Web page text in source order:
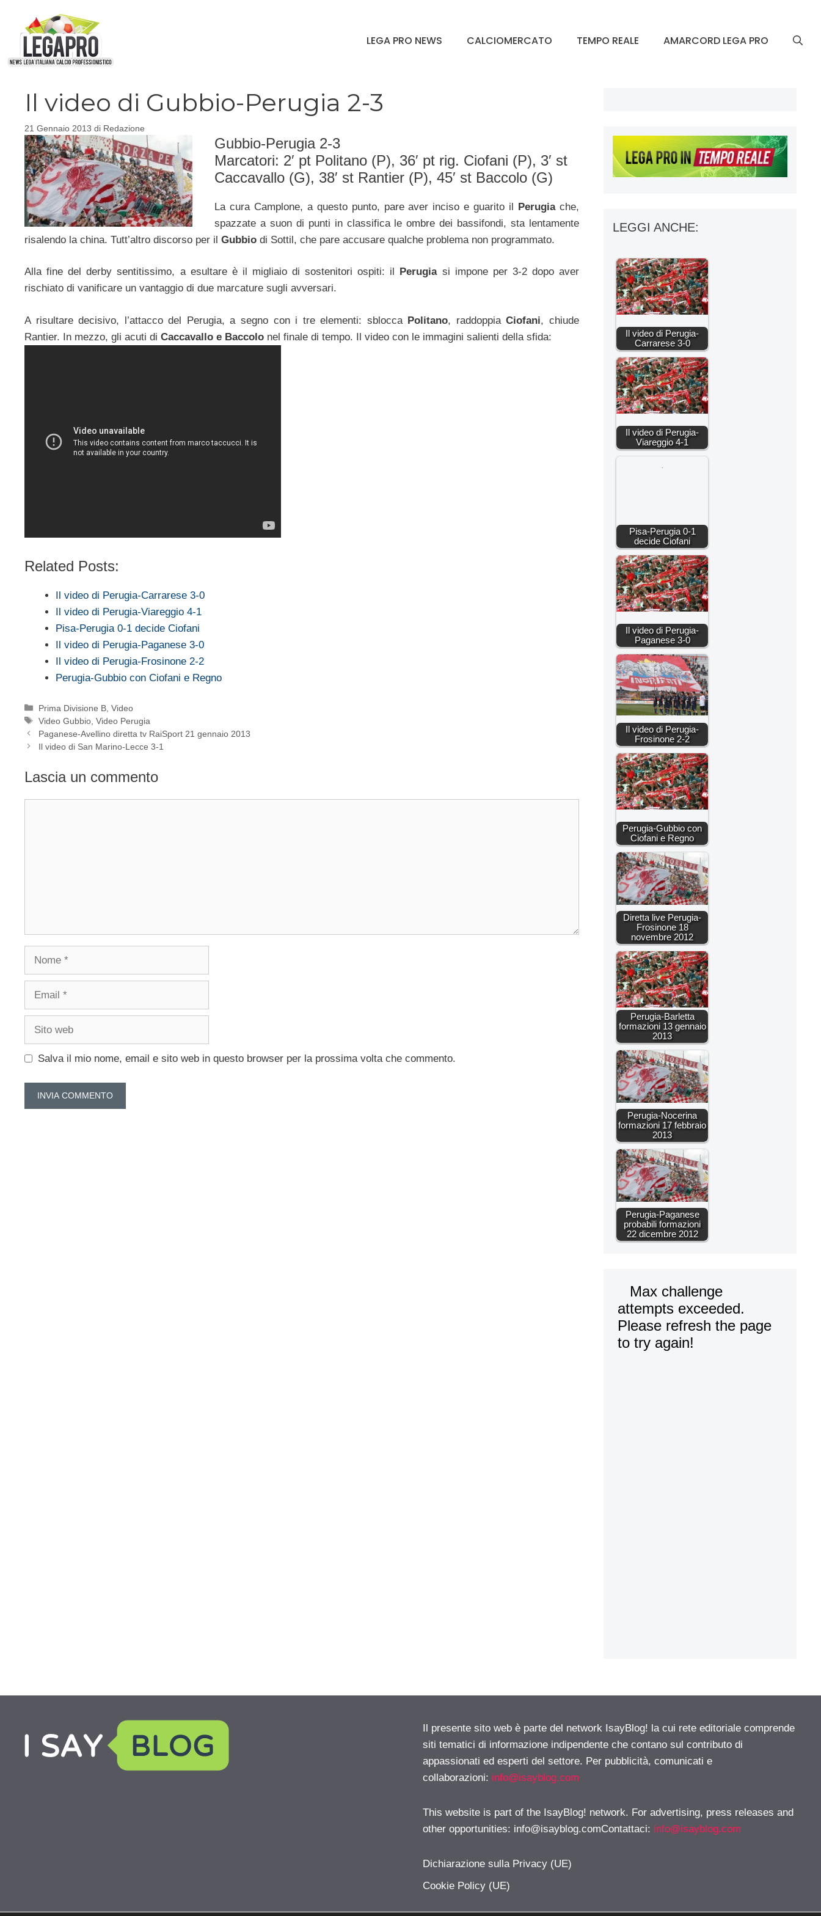
contenuto
LEGA PRO NEWS CALCIOMERCATO TEMPO REALE AMARCORD LEGA PRO
Il video di Gubbio-Perugia 2-3
21 Gennaio 2013 di Redazione
Gubbio-Perugia 2-3
Marcatori: 2′ pt Politano (P), 36′ pt rig. Ciofani (P), 3′ st
Caccavallo (G), 38′ st Rantier (P), 45′ st Baccolo (G)
La cura Camplone, a questo punto, pare aver inciso e guarito il Perugiache,
spazzate a suon di punti in classifica le ombre dei bassifondi, sta lentamente
risalendo la china. Tutt’altro discorso per il Gubbio di Sottil, che pare accusare qualche problema non programmato.
Alla fine del derby sentitissimo, a esultare è il migliaio di sostenitori ospiti: il Perugiasi impone per 3-2 dopo aver
rischiato di vanificare un vantaggio di due marcature sugli avversari.
A risultare decisivo, l’attacco del Perugia, a segno con i tre elementi: sblocca Politano, raddoppiaCiofani, chiude
Rantier. In mezzo, gli acuti di Caccavallo e Baccolo nel finale di tempo. Il video con le immagini salienti della sfida:
Related Posts:
Il video di Perugia-Carrarese 3-0
Il video di Perugia-Viareggio 4-1
Pisa-Perugia 0-1 decide Ciofani
Il video di Perugia-Paganese 3-0
Il video di Perugia-Frosinone 2-2
Perugia-Gubbio con Ciofani e Regno
Categorie
Prima Divisione B ,Video
Tag
Video Gubbio ,Video Perugia
Paganese-Avellino diretta tv RaiSport 21 gennaio 2013
Il video di San Marino-Lecce 3-1
Lascia un commento
Nome
Email
Sito
Salva il mio nome, email e sito web in questo browser per la prossima volta che commento.
LEGGI ANCHE:
Il video di Perugia-
Carrarese 3-0
Il video di Perugia-
Viareggio 4-1
Pisa-Perugia 0-1
decide Ciofani
Il video di Perugia-
Paganese 3-0
Il video di Perugia-
Frosinone 2-2
Perugia-Gubbio con
Ciofani e Regno
Diretta live Perugia-
Frosinone 18
novembre 2012
Perugia-Barletta
formazioni 13 gennaio
2013
Perugia-Nocerina
formazioni 17 febbraio
2013
Perugia-Paganese
probabili formazioni
22 dicembre 2012
Il presente sito web è parte del network IsayBlog! la cui rete editoriale comprende
siti tematici di informazione indipendente che contano sul contributo di
appassionati ed esperti del settore. Per pubblicità, comunicati e
collaborazioni: info@isayblog.com
This website is part of the IsayBlog! network. For advertising, press releases and
other opportunities: info@isayblog.comContattaci: info@isayblog.com
Dichiarazione sulla Privacy (UE)
Cookie Policy (UE)